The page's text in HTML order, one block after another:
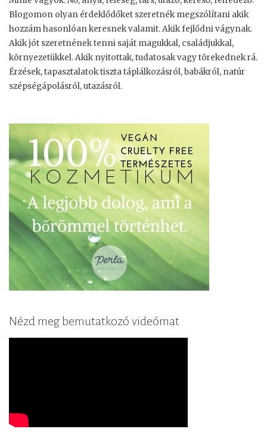
Blogomon olyan érdeklődőket szeretnék megszólítani akik
hozzám hasonlóan keresnek valamit. Akik fejlődni vágynak.
Akik jót szeretnének tenni saját magukkal, családjukkal,
környezetükkel. Akik nyitottak, tudatosak vagy törekednek rá.
Érzések, tapasztalatok tiszta táplálkozásról, babákról, natúr
szépségápolásról, utazásról.
Nézd meg bemutatkozó videómat